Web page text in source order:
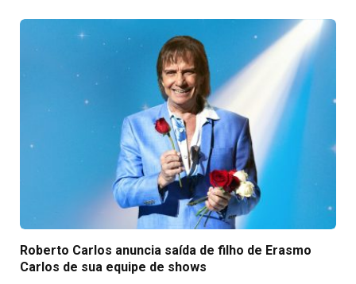
Roberto Carlos anuncia saída de filho de Erasmo
Carlos de sua equipe de shows